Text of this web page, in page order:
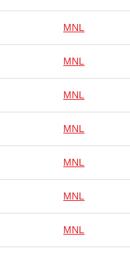
MNL
MNL
MNL
MNL
MNL
MNL
MNL